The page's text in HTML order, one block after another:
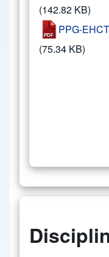
(142.82 KB)
PPG-
(75.34 KB)